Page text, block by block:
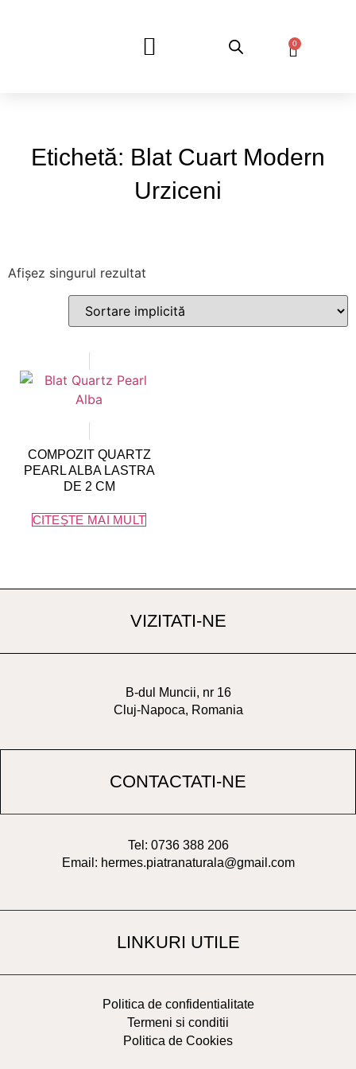
0
Etichetă: Blat Cuart Modern
Urziceni
Afișez singurul rezultat
COMPOZIT QUARTZ
PEARL ALBA LASTRA
DE 2 CM
CITEȘTE MAI MULT
VIZITATI-NE
B-dul Muncii, nr 16
Cluj-Napoca, Romania
CONTACTATI-NE
Tel: 0736 388 206
Email: hermes.piatranaturala@gmail.com
LINKURI UTILE
Politica de confidentialitate
Termeni si conditii
Politica de Cookies